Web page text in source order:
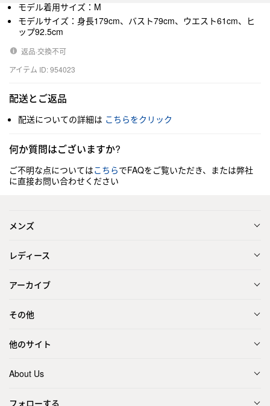
モデル着用サイズ：M
モデルサイズ：身長179cm、バスト79cm、ウエスト61cm、ヒ
ップ92.5cm
返品·交換不可
アイテム ID: 954023
配送とご返品
配送についての詳細は こちらをクリック
何か質問はございますか?
ご不明な点についてはこちらでFAQをご覧いただき、または弊社
に直接お問い合わせください
メンズ
レディース
アーカイブ
その他
他のサイト
About Us
フォローする